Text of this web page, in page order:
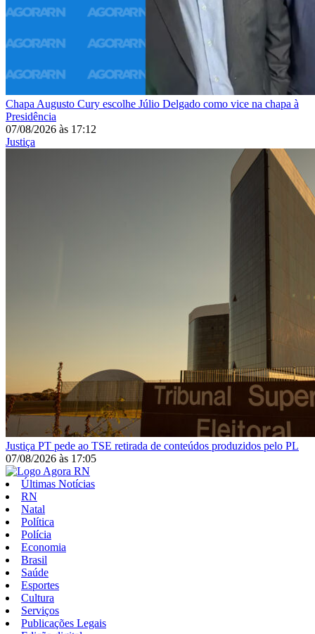
Chapa Augusto Cury escolhe Júlio Delgado como vice na chapa à
Presidência
07/08/2026 às 17:12
Justiça
Justiça PT pede ao TSE retirada de conteúdos produzidos pelo PL
07/08/2026 às 17:05
Últimas Notícias
RN
Natal
Política
Polícia
Economia
Brasil
Saúde
Esportes
Cultura
Serviços
Publicações Legais